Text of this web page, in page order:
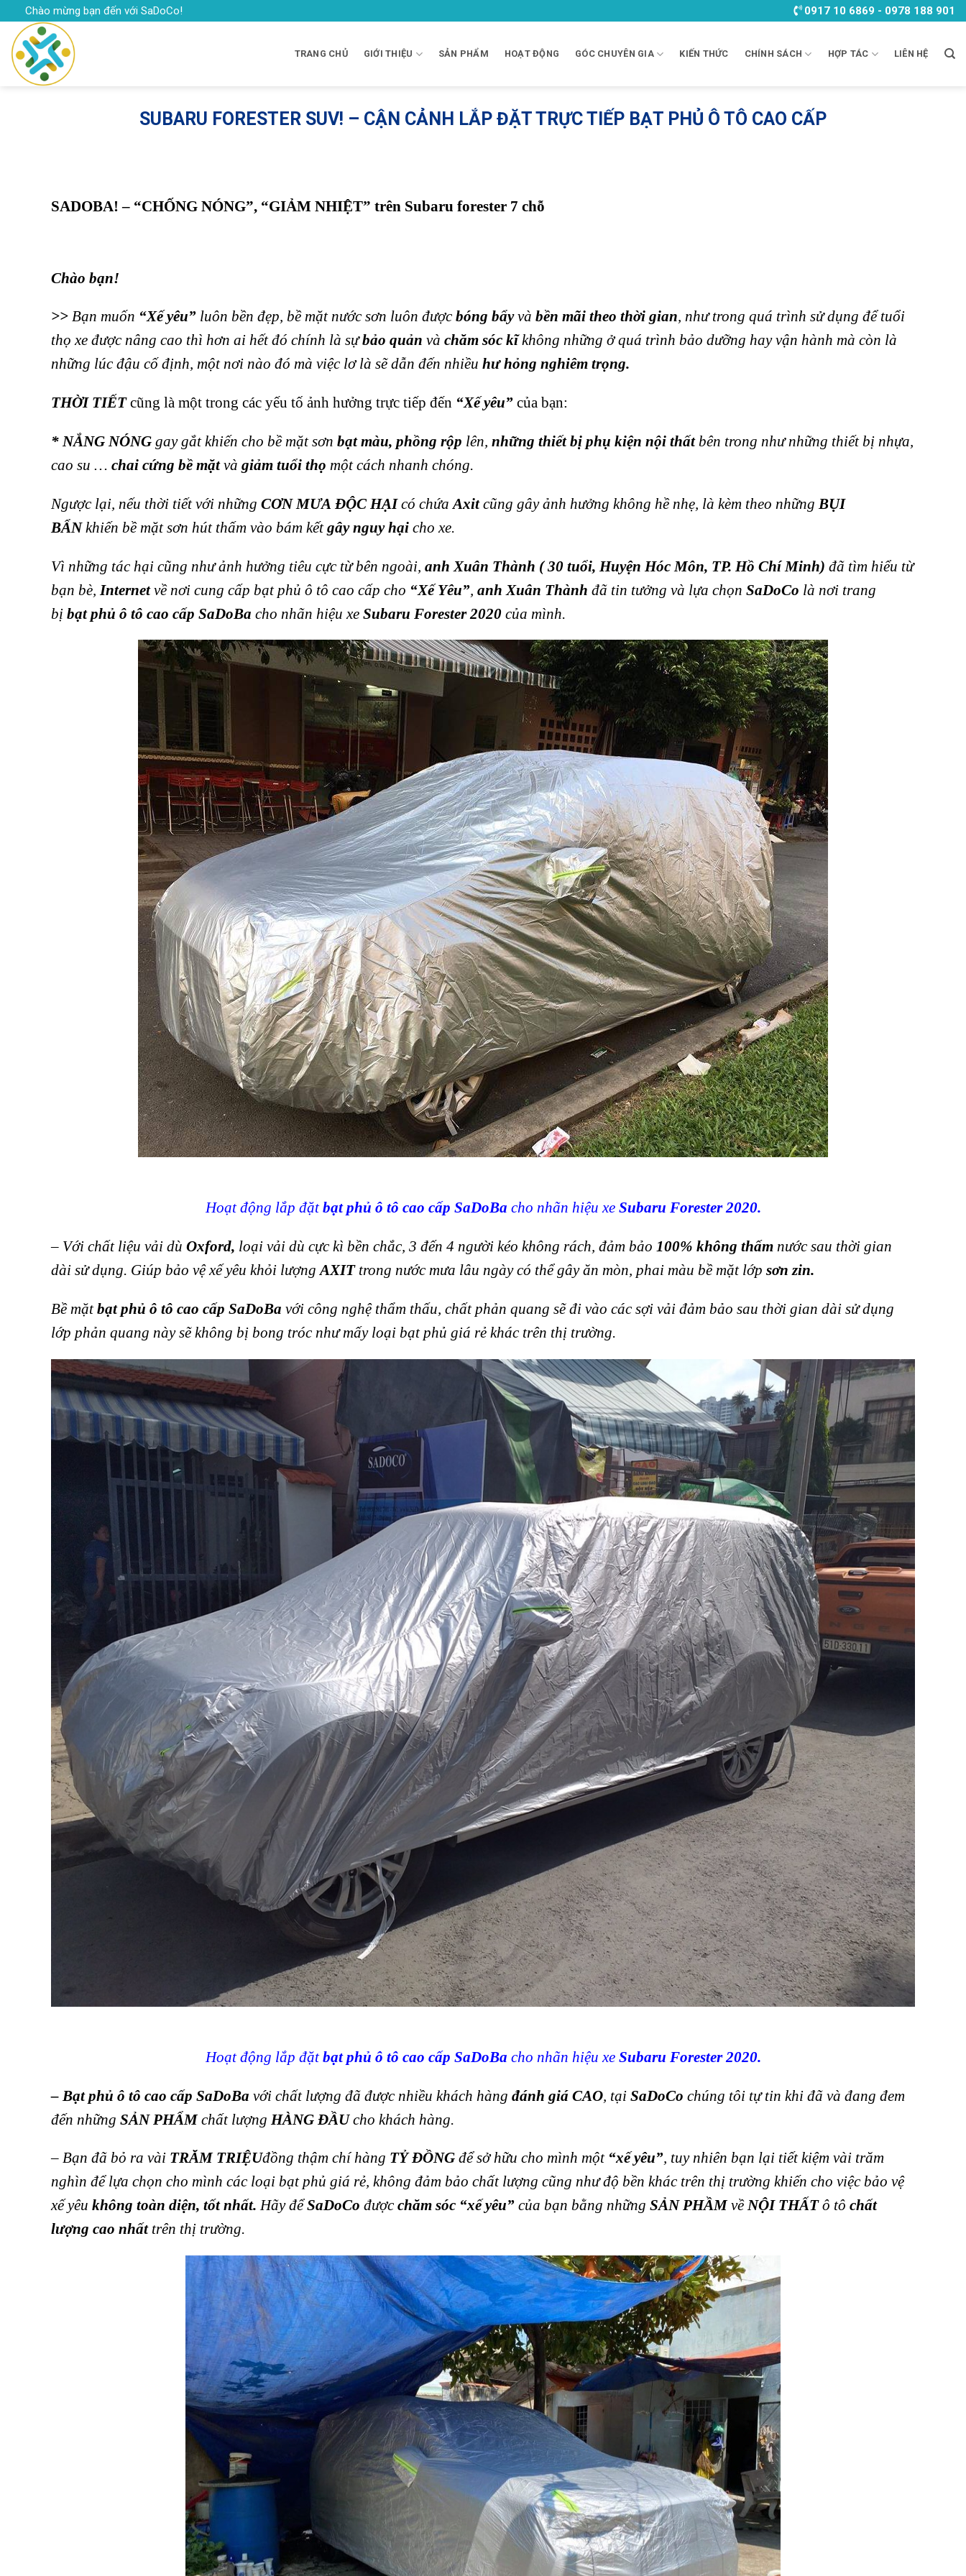
to
content
Chào mừng bạn đến với SaDoCo! 0917 10 6869 - 0978 188 901
TRANG CHỦ GIỚI THIỆU SẢN PHẨM HOẠT ĐỘNG GÓC CHUYÊN GIA KIẾN THỨC CHÍNH SÁCH HỢP TÁC LIÊN HỆ
SUBARU FORESTER SUV! – CẬN CẢNH LẮP ĐẶT TRỰC TIẾP BẠT PHỦ Ô TÔ CAO CẤP
SADOBA! – “CHỐNG NÓNG”, “GIẢM NHIỆT” trên Subaru forester 7 chỗ
Chào bạn!
>> Bạn muốn “Xế yêu” luôn bền đẹp, bề mặt nước sơn luôn được bóng bẩyvà bền mãi theo thời gian, như trong quá trình sử dụng để tuổi
thọ xe được nâng cao thì hơn ai hết đó chính là sựbảo quản và chăm sóc kĩkhông những ở quá trình bảo dưỡng hay vận hành mà còn là
những lúc đậu cố định, một nơi nào đó mà việc lơ là sẽ dẫn đến nhiều hư hỏng nghiêm trọng.
THỜI TIẾTcũng là một trong các yếu tố ảnh hưởng trực tiếp đến “Xế yêu” của bạn:
* NẮNG NÓNG gay gắt khiến cho bề mặt sơn bạt màu, phồng rộp lên, những thiết bị phụ kiện nội thấtbên trong như những thiết bị nhựa,
cao su … chai cứng bề mặtvà giảm tuổi thọ một cách nhanh chóng.
Ngược lại, nếu thời tiết với những CƠN MƯA ĐỘC HẠIcó chứa Axitcũng gây ảnh hưởng không hề nhẹ, là kèm theo những BỤI
BẨNkhiến bề mặt sơn hút thấm vào bám kếtgây nguy hại cho xe.
Vì những tác hại cũng như ảnh hưởng tiêu cực từ bên ngoài, anh Xuân Thành ( 30 tuổi, Huyện Hóc Môn, TP. Hồ Chí Minh) đã tìm hiểu từ
bạn bè, Internetvề nơi cung cấp bạt phủ ô tô cao cấp cho “Xế Yêu” anh Xuân Thành đã tin tưởng và lựa chọn SaDoCo là nơi trang
bị bạt phủ ô tô cao cấp SaDoBa cho nhãn hiệu xe Subaru Forester 2020 của mình.
Hoạt động lắp đặtbạt phủ ô tô cao cấp SaDoBa cho nhãn hiệu xe Subaru Forester 2020.
– Với chất liệu vải dù Oxford, loại vải dù cực kì bền chắc, 3 đến 4 người kéo không rách, đảm bảo 100% không thấm nước sau thời gian
dài sử dụng. Giúp bảo vệ xế yêu khỏi lượng AXITtrong nước mưa lâu ngày có thể gây ăn mòn, phai màu bề mặt lớp sơn zin.
Bề mặtbạt phủ ô tô cao cấp SaDoBa với công nghệ thẩm thấu, chất phản quang sẽ đi vào các sợi vải đảm bảo sau thời gian dài sử dụng
lớp phản quang này sẽ không bị bong tróc như mấy loại bạt phủ giá rẻ khác trên thị trường.
Hoạt động lắp đặtbạt phủ ô tô cao cấp SaDoBa cho nhãn hiệu xe Subaru Forester 2020.
– Bạt phủ ô tô cao cấp SaDoBa với chất lượng đã được nhiều khách hàng đánh giá CAO, tại SaDoCo chúng tôi tự tin khi đã và đang đem
đến những SẢN PHẨMchất lượng HÀNG ĐẦUcho khách hàng.
– Bạn đã bỏ ra vài TRĂM TRIỆUđồng thậm chí hàng TỶ ĐỒNG để sở hữu cho mình một “xế yêu”, tuy nhiên bạn lại tiết kiệm vài trăm
nghìn để lựa chọn cho mình các loại bạt phủ giá rẻ, không đảm bảo chất lượng cũng như độ bền khác trên thị trường khiến cho việc bảo vệ
xế yêu không toàn diện, tốt nhất. Hãy đểSaDoCo được chăm sóc “xế yêu” của bạn bằng những SẢN PHẦMvề NỘI THẤTô tô chất
lượng cao nhấttrên thị trường.